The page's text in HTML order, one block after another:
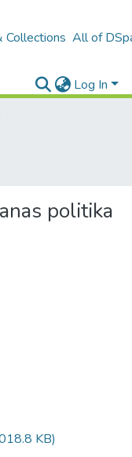
Collections All of
Log In
politika
KB)